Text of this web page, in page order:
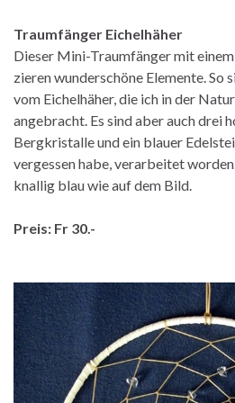
Traumfänger Eichelhäher
Dieser Mini-Traumfänger mit
zieren wunderschöne Elemente. So
vom Eichelhäher, die ich in der
angebracht. Es sind aber auch drei
Bergkristalle und ein blauer
vergessen habe, verarbeitet
knallig blau wie auf dem Bild.
Preis: Fr 30.-